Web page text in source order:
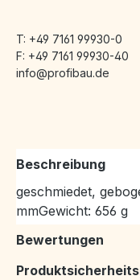
T: +49 7161 99930-0
F: +49 7161 99930-40
info@profibau.de
Beschreibung
geschmiedet,
mmGewicht: 656 g
Bewertungen